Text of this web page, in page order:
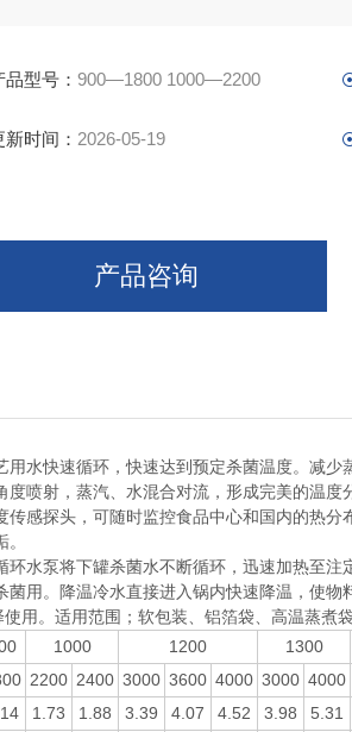
品型号： 900—1800 1000—2200
新时间： 2026-05-19
产品咨询
用水快速循环，快速达到预定杀菌温度。减
喷射，蒸汽、水混合对流，形成完美的温度
传感探头，可随时监控食品中心和国内的热
水泵将下罐杀菌水不断循环，迅速加热至注
用。降温冷水直接进入锅内快速降温，使物
用。适用范围；软包装、铝箔袋、高温蒸煮
1000 1200 1300
2200 2400 3000 3600 4000 3000 4000
1.73 1.88 3.39 4.07 4.52 3.98 5.31